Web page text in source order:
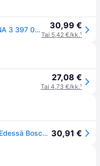
BOSCH Pyyhkijänsulat BMW,ALPINA 3 397 007 452 61617156483,61617170570,61612159630 Tuulilasinpyyhkimet,Pyyhkijät,Pyyhkijänsulka 61612455437,61612455440 30,99 €
Tai 5,42 €/kk.¹
27,08 €
Tai 4,73 €/kk.¹
Flatblade-pyyhinsulka (rungoton), Edessä Bosch 3 397 007 452 - alpina, bmw - OE 61 61 7 156 483, 61 61 7 170 570 30,91 €